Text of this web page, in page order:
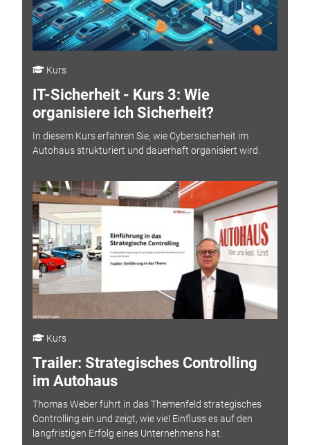
Kurs
IT-Sicherheit - Kurs 3: Wie
organisiere ich Sicherheit?
In diesem Kurs erfahren Sie, wie Cybersicherheit im
Autohaus strukturiert und dauerhaft organisiert wird.
Kurs
Trailer: Strategisches Controlling
im Autohaus
Thomas Weber führt in das Themenfeld strategisches
Controlling ein und zeigt, wie viel Einfluss es auf den
langfristigen Erfolg eines Unternehmens hat.